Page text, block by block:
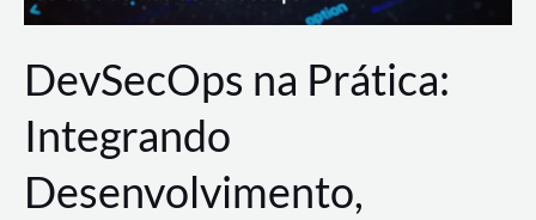
DevSecOps na Prática:
Integrando
Desenvolvimento,